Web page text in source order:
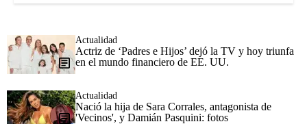
Actualidad
Actriz de ‘Padres e Hijos’ dejó la TV y hoy triunfa
en el mundo financiero de EE. UU.
Actualidad
Nació la hija de Sara Corrales, antagonista de
'Vecinos', y Damián Pasquini: fotos